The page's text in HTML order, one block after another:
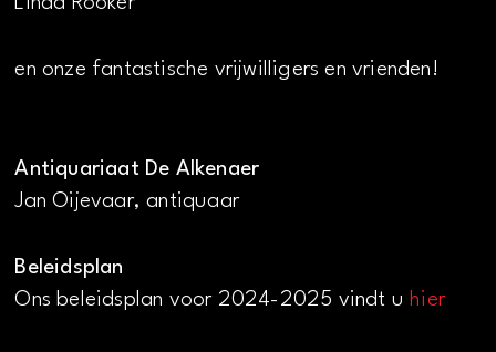
en onze fantastische vrijwilligers en vrienden!
Antiquariaat De Alkenaer
Jan Oijevaar, antiquaar
Beleidsplan
Ons beleidsplan voor 2024-2025 vindt uhier